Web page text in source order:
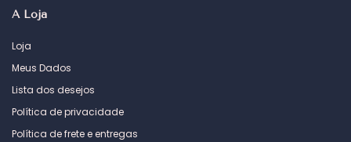
A Loja
Loja
Meus Dados
Lista dos desejos
Política de privacidade
Política de frete e entregas